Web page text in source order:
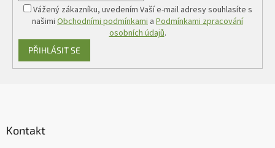
Vážený zákazníku, uvedením Vaší e-mail adresy souhlasíte s
našimi Obchodními podmínkami a Podmínkami zpracování
osobních údajů.
PŘIHLÁSIT SE
Kontakt